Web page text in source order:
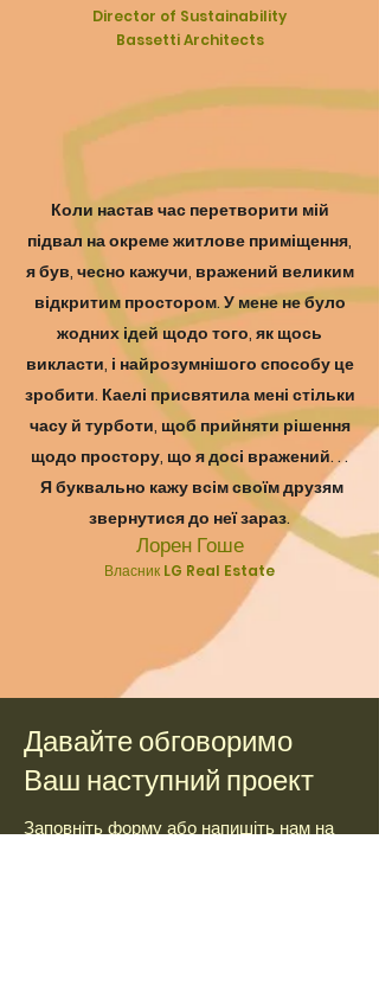
Director of Sustainability
Bassetti Architects
Лорен Гоше
Власник LG Real Estate
.
Коли настав час перетворити мій
підвал на окреме житлове приміщення,
я був, чесно кажучи, вражений великим
відкритим простором. У мене не було
жодних ідей щодо того, як щось
викласти, і найрозумнішого способу це
зробити. Каелі присвятила мені стільки
часу й турботи, щоб прийняти рішення
щодо простору, що я досі вражений. . .
Я буквально кажу всім своїм друзям
звернутися до неї зараз.
Давайте обговоримо
Ваш наступний проект
Заповніть форму або напишіть нам на